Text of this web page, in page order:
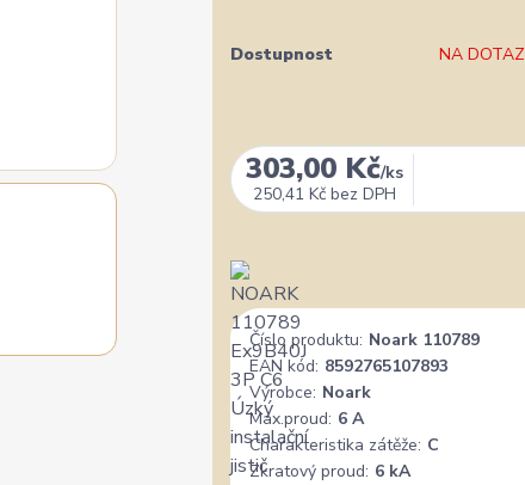
Dostupnost NA DOTAZ
303,00 Kč/ks
250,41 Kč bez DPH
Číslo produktu: Noark 110789
EAN kód: 8592765107893
Výrobce: Noark
Max.proud: 6 A
Charakteristika zátěže: C
Zkratový proud: 6 kA